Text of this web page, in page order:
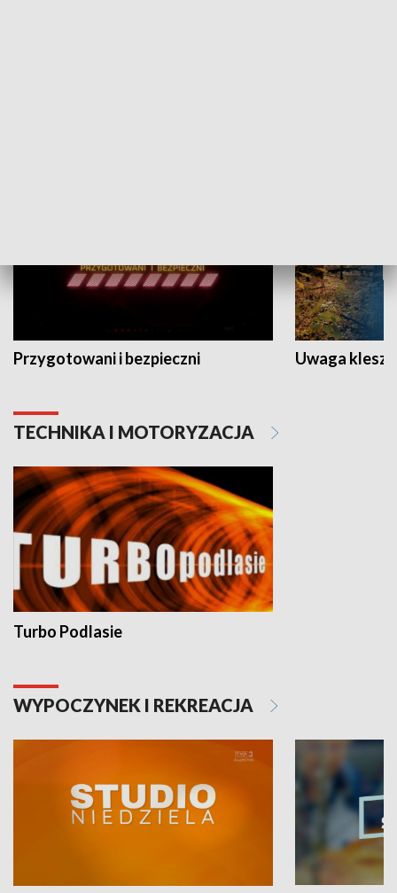
Przygotowani i bezpieczni Uwaga
TECHNIKA I MOTORYZACJA
Turbo Podlasie
WYPOCZYNEK I REKREACJA